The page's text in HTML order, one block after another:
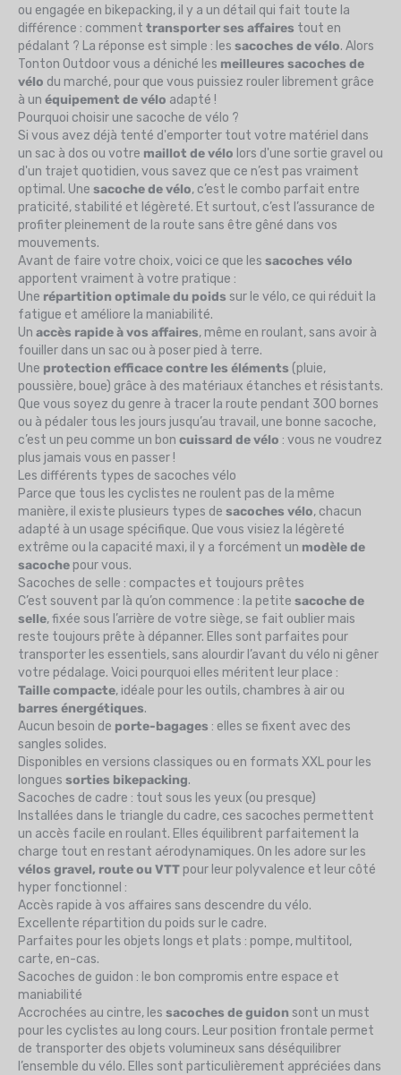
ou engagée en bikepacking, il y a un détail qui fait toute la
différence : comment transporter ses affaires tout en
pédalant ? La réponse est simple : les sacoches de vélo. Alors
Tonton Outdoor vous a déniché les meilleures sacoches de
vélo du marché, pour que vous puissiez rouler librement grâce
à un équipement de vélo adapté !
Pourquoi choisir une sacoche de vélo ?
Si vous avez déjà tenté d'emporter tout votre matériel dans
un sac à dos ou votre maillot de vélo lors d'une sortie gravel ou
d'un trajet quotidien, vous savez que ce n’est pas vraiment
optimal. Une sacoche de vélo, c’est le combo parfait entre
praticité, stabilité et légèreté. Et surtout, c’est l’assurance de
profiter pleinement de la route sans être gêné dans vos
mouvements.
Avant de faire votre choix, voici ce que les sacoches vélo
apportent vraiment à votre pratique :
Une répartition optimale du poids sur le vélo, ce qui réduit la
fatigue et améliore la maniabilité.
Un accès rapide à vos affaires, même en roulant, sans avoir à
fouiller dans un sac ou à poser pied à terre.
Une protection efficace contre les éléments (pluie,
poussière, boue) grâce à des matériaux étanches et résistants.
Que vous soyez du genre à tracer la route pendant 300 bornes
ou à pédaler tous les jours jusqu’au travail, une bonne sacoche,
c’est un peu comme un bon cuissard de vélo : vous ne voudrez
plus jamais vous en passer !
Les différents types de sacoches vélo
Parce que tous les cyclistes ne roulent pas de la même
manière, il existe plusieurs types de sacoches vélo, chacun
adapté à un usage spécifique. Que vous visiez la légèreté
extrême ou la capacité maxi, il y a forcément un modèle de
sacoche pour vous.
Sacoches de selle : compactes et toujours prêtes
C’est souvent par là qu’on commence : la petite sacoche de
selle, fixée sous l’arrière de votre siège, se fait oublier mais
reste toujours prête à dépanner. Elles sont parfaites pour
transporter les essentiels, sans alourdir l’avant du vélo ni gêner
votre pédalage. Voici pourquoi elles méritent leur place :
Taille compacte, idéale pour les outils, chambres à air ou
barres énergétiques.
Aucun besoin de porte-bagages : elles se fixent avec des
sangles solides.
Disponibles en versions classiques ou en formats XXL pour les
longues sorties bikepacking.
Sacoches de cadre : tout sous les yeux (ou presque)
Installées dans le triangle du cadre, ces sacoches permettent
un accès facile en roulant. Elles équilibrent parfaitement la
charge tout en restant aérodynamiques. On les adore sur les
vélos gravel, route ou VTT pour leur polyvalence et leur côté
hyper fonctionnel :
Accès rapide à vos affaires sans descendre du vélo.
Excellente répartition du poids sur le cadre.
Parfaites pour les objets longs et plats : pompe, multitool,
carte, en-cas.
Sacoches de guidon : le bon compromis entre espace et
maniabilité
Accrochées au cintre, les sacoches de guidon sont un must
pour les cyclistes au long cours. Leur position frontale permet
de transporter des objets volumineux sans déséquilibrer
l’ensemble du vélo. Elles sont particulièrement appréciées dans